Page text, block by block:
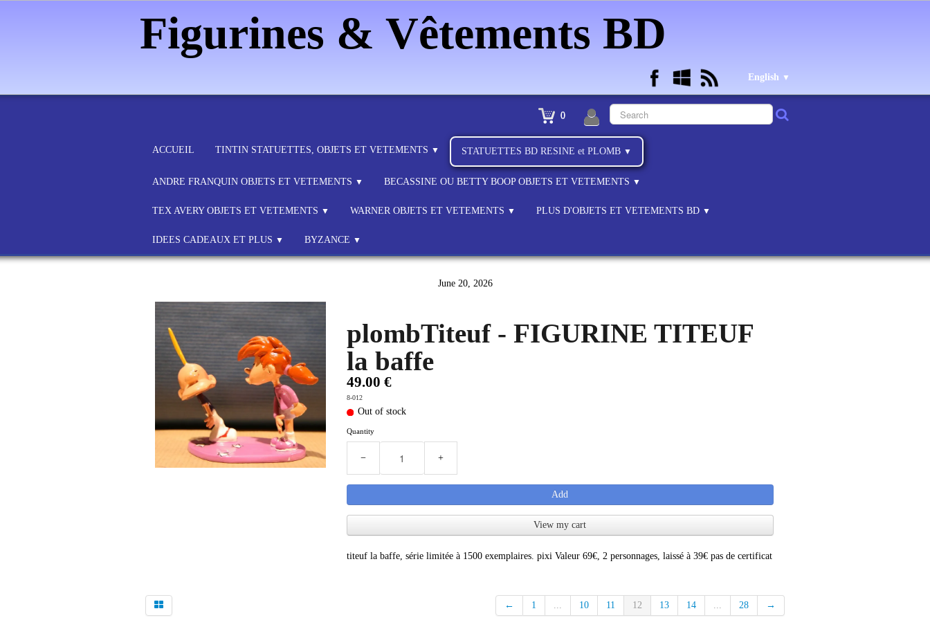
Figurines & Vêtements BD
English ▼
0
ACCUEIL TINTIN STATUETTES, OBJETS ET VETEMENTS ▼ STATUETTES BD RESINE et PLOMB ▼
ANDRE FRANQUIN OBJETS ET VETEMENTS ▼ BECASSINE OU BETTY BOOP OBJETS ET VETEMENTS ▼
TEX AVERY OBJETS ET VETEMENTS ▼ WARNER OBJETS ET VETEMENTS ▼ PLUS D'OBJETS ET VETEMENTS BD ▼
IDEES CADEAUX ET PLUS ▼ BYZANCE ▼
June 20, 2026
plombTiteuf - FIGURINE TITEUF
la baffe
49.00 €
8-012
Out of stock
Quantity
− +
Add
View my cart
titeuf la baffe, série limitée à 1500 exemplaires. pixi Valeur 69€, 2 personnages, laissé à 39€ pas de certificat
← 1 ... 10 11 12 13 14 ... 28 →